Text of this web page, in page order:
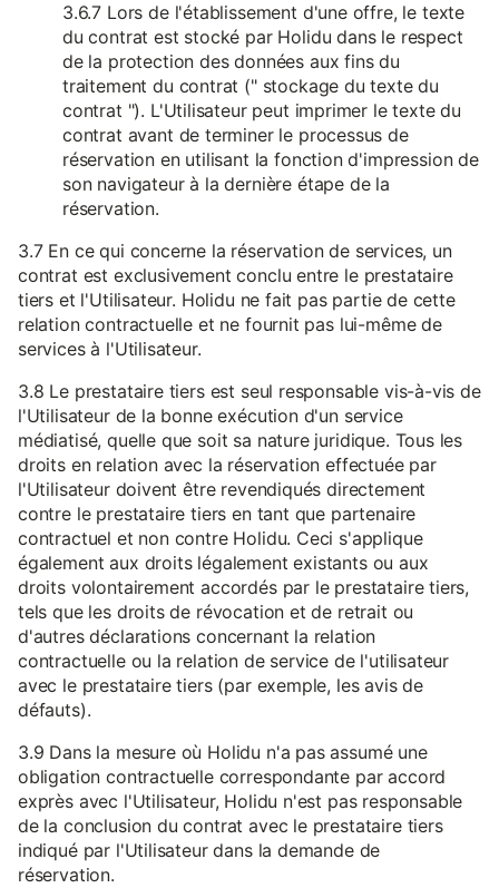
3.6.7 Lors de l'établissement d'une offre, le texte
du contrat est stocké par Holidu dans le respect
de la protection des données aux fins du
traitement du contrat (" stockage du texte du
contrat "). L'Utilisateur peut imprimer le texte du
contrat avant de terminer le processus de
réservation en utilisant la fonction d'impression de
son navigateur à la dernière étape de la
réservation.
3.7 En ce qui concerne la réservation de services, un
contrat est exclusivement conclu entre le prestataire
tiers et l'Utilisateur. Holidu ne fait pas partie de cette
relation contractuelle et ne fournit pas lui-même de
services à l'Utilisateur.
3.8 Le prestataire tiers est seul responsable vis-à-vis de
l'Utilisateur de la bonne exécution d'un service
médiatisé, quelle que soit sa nature juridique. Tous les
droits en relation avec la réservation effectuée par
l'Utilisateur doivent être revendiqués directement
contre le prestataire tiers en tant que partenaire
contractuel et non contre Holidu. Ceci s'applique
également aux droits légalement existants ou aux
droits volontairement accordés par le prestataire tiers,
tels que les droits de révocation et de retrait ou
d'autres déclarations concernant la relation
contractuelle ou la relation de service de l'utilisateur
avec le prestataire tiers (par exemple, les avis de
défauts).
3.9 Dans la mesure où Holidu n'a pas assumé une
obligation contractuelle correspondante par accord
exprès avec l'Utilisateur, Holidu n'est pas responsable
de la conclusion du contrat avec le prestataire tiers
indiqué par l'Utilisateur dans la demande de
réservation.